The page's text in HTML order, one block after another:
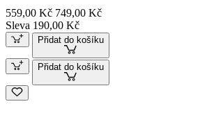
559,00 Kč 749,00 Kč
Sleva 190,00 Kč
Přidat do košíku
Přidat do košíku